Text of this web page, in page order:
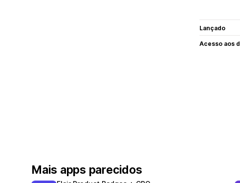
Lançado
Acesso aos
Mais apps parecidos